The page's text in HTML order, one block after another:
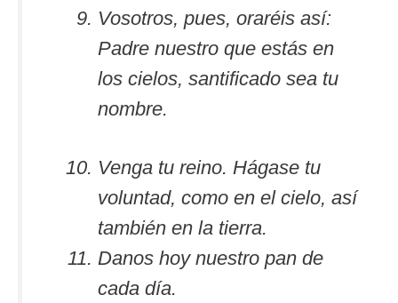
Vosotros, pues, oraréis así:
Padre nuestro que estás en
los cielos, santificado sea tu
nombre.
Venga tu reino. Hágase tu
voluntad, como en el cielo, así
también en la tierra.
Danos hoy nuestro pan de
cada día.